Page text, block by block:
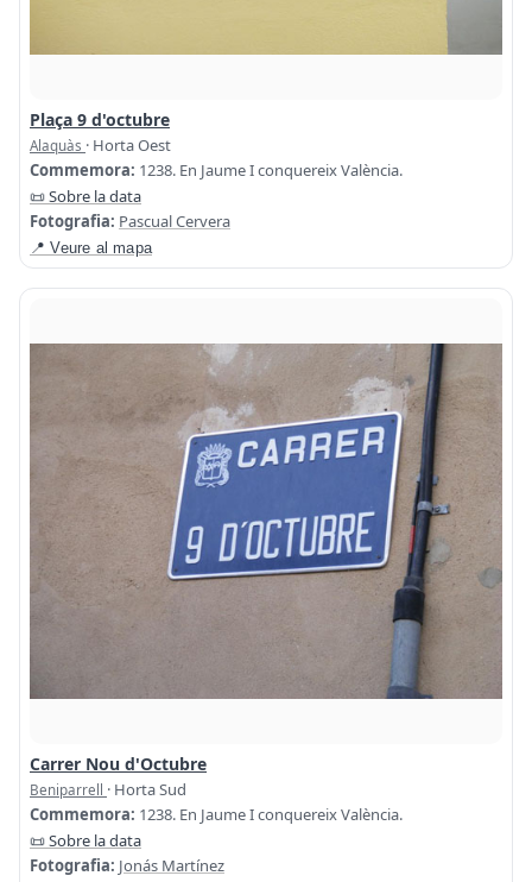
Plaça 9 d'octubre
Alaquàs · Horta Oest
Commemora: 1238. En Jaume I conquereix València.
📜 Sobre la data
Fotografia: Pascual Cervera
📍 Veure al mapa
Carrer Nou d'Octubre
Beniparrell · Horta Sud
Commemora: 1238. En Jaume I conquereix València.
📜 Sobre la data
Fotografia: Jonás Martínez